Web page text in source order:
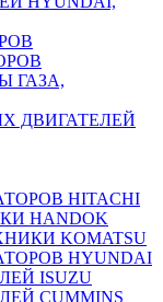
ГАЗА,
ДВИГАТЕЛЕЙ
HITACHI
HANDOK
KOMATSU
HYUNDAI
ISUZU
CUMMINS